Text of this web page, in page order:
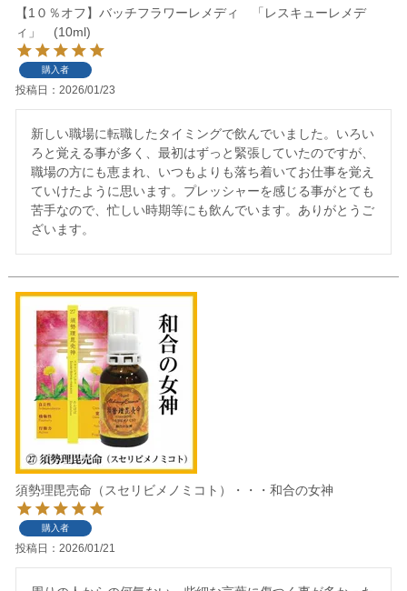
【1０％オフ】バッチフラワーレメディ 「レスキューレメデ
ィ」 (10ml)
購入者
投稿日 2026/01/23
新しい職場に転職したタイミングで飲んでいました。いろい
ろと覚える事が多く、最初はずっと緊張していたのですが、
職場の方にも恵まれ、いつもよりも落ち着いてお仕事を覚え
ていけたように思います。プレッシャーを感じる事がとても
苦手なので、忙しい時期等にも飲んでいます。ありがとうご
ざいます。
須勢理毘売命（スセリビメノミコト）・・・和合の女神
購入者
投稿日 2026/01/21